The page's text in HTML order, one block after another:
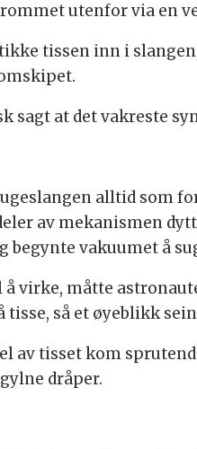
utenfor via en
tissen inn i
sagt at det vakreste
alltid som
av mekanismen
begynte vakuumet å
å virke, måtte
tisse, så et øyeblikk
av tisset kom
dråper.